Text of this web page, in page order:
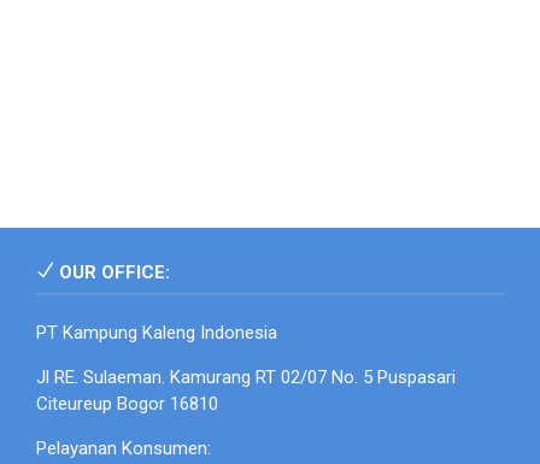
OUR OFFICE:
PT Kampung Kaleng Indonesia
Jl RE. Sulaeman. Kamurang RT 02/07 No. 5 Puspasari
Citeureup Bogor 16810
Pelayanan Konsumen: